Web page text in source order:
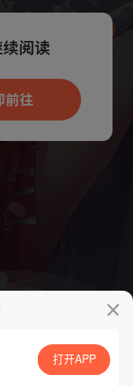
App免费看
打开APP
开App新用
阅读
前往